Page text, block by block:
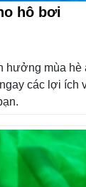
hô bơi
hưởng mùa
các lợi ích